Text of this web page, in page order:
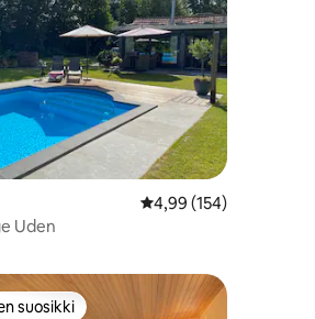
5, 139 arvosteluaKeskimääräinen arvio
4,99 (154)
Uden
suosikki